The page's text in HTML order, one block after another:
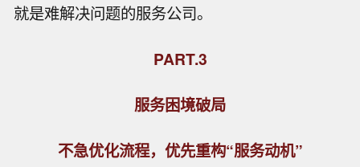
就是难解决问题的服务公司。
PART.3
服务困境破局
不急优化流程，优先重构“服务动机”